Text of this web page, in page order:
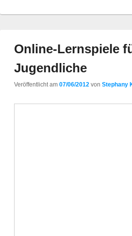
Online-Lernspiele
Jugendliche
Veröffentlicht am 07/06/2012 von Stephany